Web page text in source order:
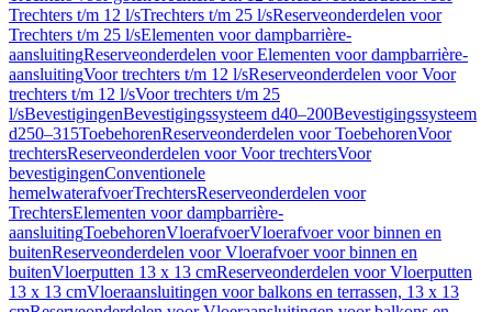
Trechters t/m 12 l/sTrechters t/m 25 l/sReserveonderdelen voor
Trechters t/m 25 l/sElementen voor dampbarrière-
aansluitingReserveonderdelen voor Elementen voor dampbarrière-
aansluitingVoor trechters t/m 12 l/sReserveonderdelen voor Voor
trechters t/m 12 l/sVoor trechters t/m 25
l/sBevestigingenBevestigingssysteem d40–200Bevestigingssysteem
d250–315ToebehorenReserveonderdelen voor ToebehorenVoor
trechtersReserveonderdelen voor Voor trechtersVoor
bevestigingenConventionele
hemelwaterafvoerTrechtersReserveonderdelen voor
TrechtersElementen voor dampbarrière-
aansluitingToebehorenVloerafvoerVloerafvoer voor binnen en
buitenReserveonderdelen voor Vloerafvoer voor binnen en
buitenVloerputten 13 x 13 cmReserveonderdelen voor Vloerputten
13 x 13 cmVloeraansluitingen voor balkons en terrassen, 13 x 13